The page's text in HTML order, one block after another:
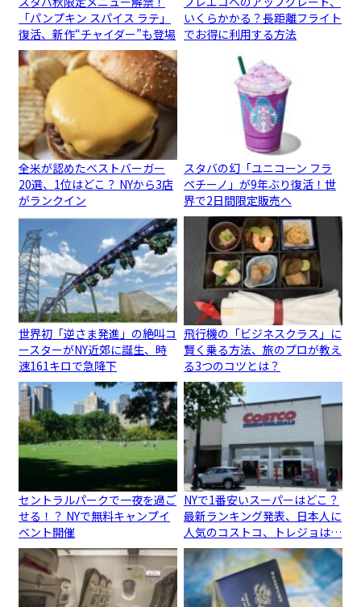
「パンプキン スパイス ラテ」
復活、新作“チャイダー”も登場
いくらかかる？長距離フライト
でお得に利用する方法
全米が認めたベストバーガー
20選、1位はどこ？ NYから3店
がランクイン
スタバの幻「ユニコーン フラ
ペチーノ」が9年ぶり復活！世
界で2日間限定販売へ
世界初「逆さま発進」の絶叫コ
ースターがNY近郊に誕生、時
速161キロで急降下
飛行機の「ビジネスクラス」に
賢く乗る方法、旅のプロが教え
る3つのコツとは？
セントラルパークで一夜を過ご
せる！？ NYで無料キャンプイ
ベント開催
NYで1番安いスーパーはどこ？
最新ランキング発表、日本人に
人気のコストコ、トレジョは…